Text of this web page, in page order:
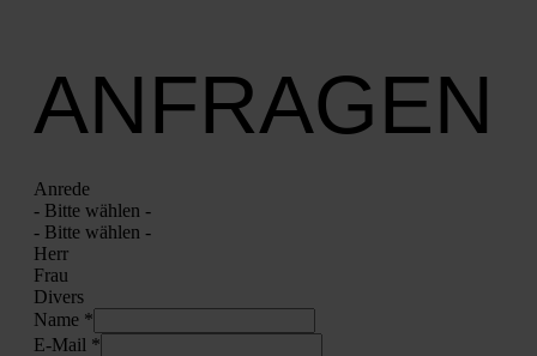
ANFRAGEN
Anre­de
- Bit­te wäh­len -
- Bit­te wäh­len -
Herr
Frau
Divers
Name *
E‑Mail *